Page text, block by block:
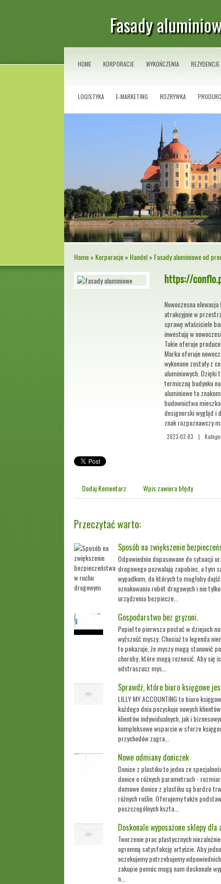
Fasady
HOME KORPORACJE WYKOŃCZENIA REZYDENCJE
LOGISTYKA E-MARKETING ROZRYWKA
Home» Korporacje» Handel» Fasady aluminiowe od
https://
Nowoczesna
atrakcyjnie w
sprawę właściciele
inwestują w
Takie oferuje
Marka oferuje
wykonane zostały z
aluminiowych. Dzięki
termiczną budynku
aluminiowe to
budownictwa
designerski wygląd i
znak rozpoznawczy
2023-02-03 |
Dodaj Komentarz Wpis zawiera błędy
Przeczytać warto:
Sposób na zwiększenie
Odpowiednio dopasowane do sytuacji
drogowego pozwalają zapobiec, a tym
wypadkom, do których to mogłoby
oznakowania robót drogowych i nie
urządzenia bezpiecze...
Gospodarstwo bez gryzoni.
Popiel to pierwsza postać w dziejach
wyższość myszy. Chociaż to legenda
to pokazuje, że myszy mogą stanowić
choroby, które mogą roznosić. Aby się
odstraszacz mys...
Sprawdź, które biuro księgowe
LILLY MY ACCOUNTING to biuro
każdego dnia pozyskuje nowych
klientów indywidualnych, jak i
kompleksowe wsparcie w sferze
przychodów zagra...
Nowe odmiany doniczek
Donice z plastiku to jedna ze
donice o różnych parametrach -
domowe donice z plastiku są bardzo
różnych roślin. Oferujemy także
poszczególnych kszta...
Doskonale wyposażone sklepy
Tworzenie prac plastycznych
ogromną satysfakcję artyście. Aby
oczekujemy potrzebujemy
zakupie pomóc mogą nam doskonale
n...